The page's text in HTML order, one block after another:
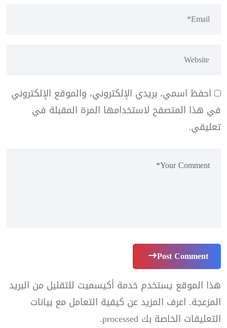
احفظ اسمي، بريدي الإلكتروني، والموقع الإلكتروني
في هذا المتصفح لاستخدامها المرة المقبلة في
تعليقي.
Post Comment
هذا الموقع يستخدم خدمة أكيسميت للتقليل من البريد
المزعجة. اعرف المزيد عن كيفية التعامل مع بيانات
التعليقات الخاصة بك processed
.